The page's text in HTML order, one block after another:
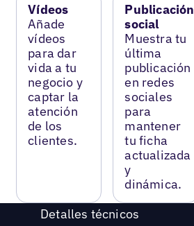
Vídeos
Añade
vídeos
para dar
vida a tu
negocio y
captar la
atención
de los
clientes.
Publicación
social
Muestra tu
última
publicación
en redes
sociales
para
mantener
tu ficha
actualizada
y
dinámica.
Detalles técnicos